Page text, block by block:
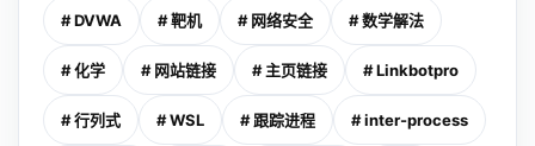
# DVWA # 靶机 # 网络安全 # 数学解法
# 化学 # 网站链接 # 主页链接 # Linkbotpro
# 行列式 # WSL # 跟踪进程 # inter-process